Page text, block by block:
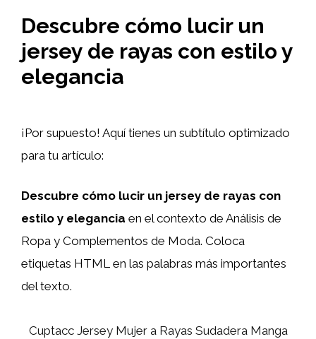
Descubre cómo lucir un
jersey de rayas con estilo y
elegancia
¡Por supuesto! Aquí tienes un subtítulo optimizado
para tu artículo:
Descubre cómo lucir un jersey de rayas con
estilo y elegancia en el contexto de Análisis de
Ropa y Complementos de Moda. Coloca
etiquetas HTML en las palabras más importantes
del texto.
Cuptacc Jersey Mujer a Rayas Sudadera Manga